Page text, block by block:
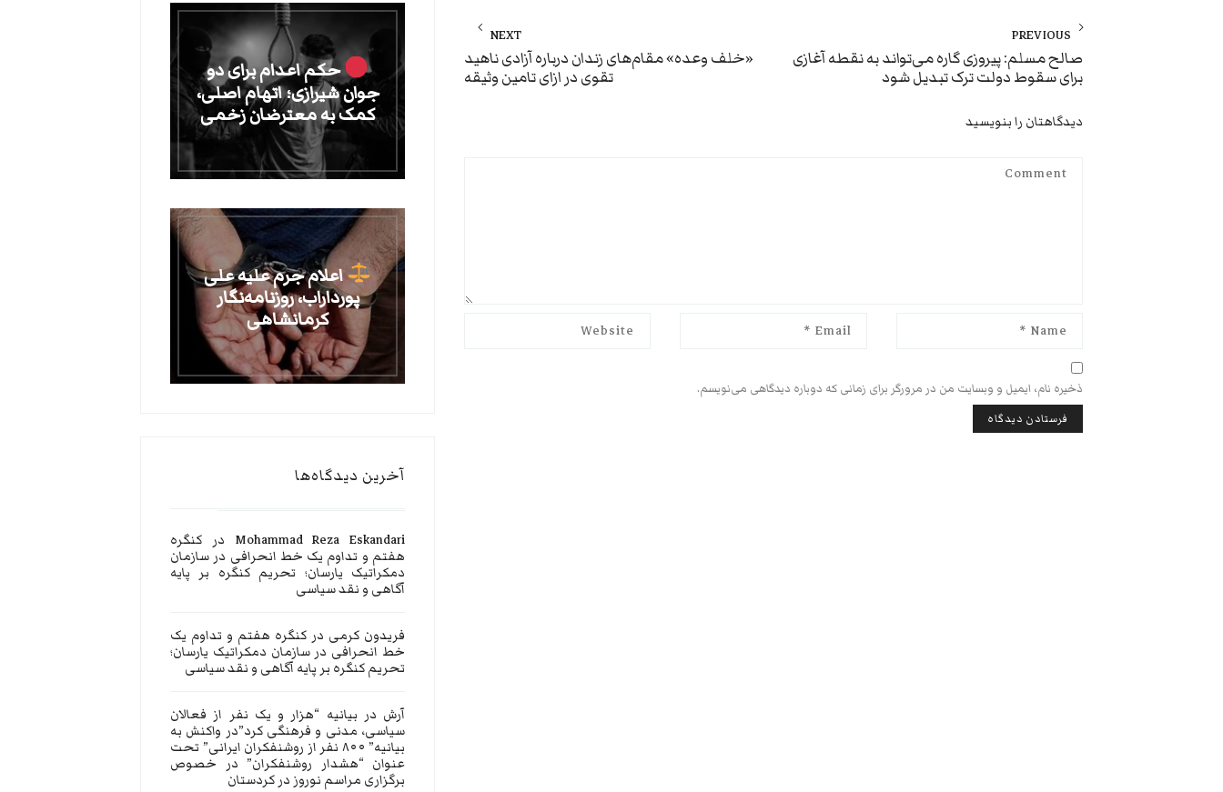
راهبری
نوشته
PREVIOUS
Previous
post:
صالح مسلم: پیروزی گاره می‌تواند به نقطه آغازی
برای سقوط دولت ترک تبدیل شود
NEXT
«خلف وعده» مقام‌های زندان درباره آزادی ناهید
تقوی در ازای تامین وثیقه
دیدگاهتان را بنویسید
ذخیره نام، ایمیل و وبسایت من در مرورگر برای زمانی که دوباره دیدگاهی می‌نویسم.
حکم اعدام برای دو
جوان شیرازی؛ اتهام اصلی،
کمک به معترضان زخمی
اعلام جرم علیه علی
پورداراب، روزنامه‌نگار
کرمانشاهی
آخرین دیدگاه‌ها
Mohammad Reza Eskandari در کنگره
هفتم و تداوم یک خط انحرافی در سازمان
دمکراتیک یارسان؛ تحریم کنگره بر پایه
آگاهی و نقد سیاسی
فریدون کرمی در کنگره هفتم و تداوم یک
خط انحرافی در سازمان دمکراتیک یارسان؛
تحریم کنگره بر پایه آگاهی و نقد سیاسی
آرش در بیانیه “هزار و یک نفر از فعالان
سیاسی، مدنی و فرهنگی کرد”در واکنش به
بیانیه” ۸۰۰ نفر از روشنفکران ایرانی” تحت
عنوان “هشدار روشنفکران” در خصوص
برگزاری مراسم نوروز در کردستان